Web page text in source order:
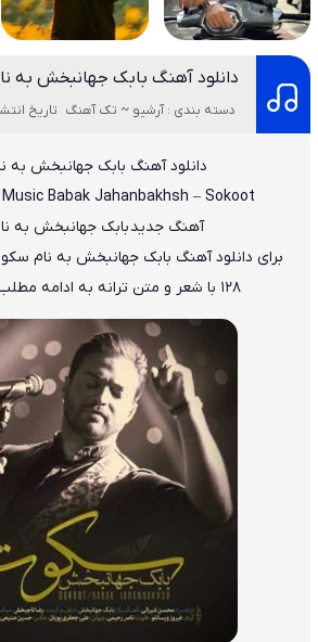
دانلود آهنگ بابک جهانبخش به
دسته بندی : آرشیو ~ تک آهنگ تاریخ انتشار :18
دانلود آهنگ بابک جهانبخش به
Babak Jahanbakhsh – Sokoot
آهنگ جدید بابک جهانبخش به
برای دانلودآهنگ بابک جهانبخش به نام
۱۲۸ با شعر و متن ترانه به ادامه مطلب مراجعه کنید.